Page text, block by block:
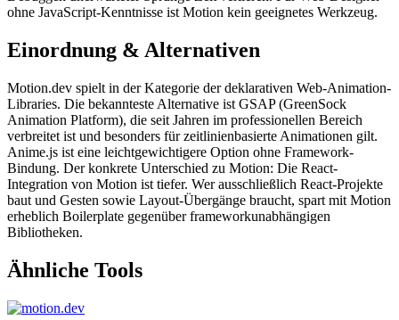
ohne JavaScript-Kenntnisse ist Motion kein geeignetes Werkzeug.
Einordnung & Alternativen
Motion.dev spielt in der Kategorie der deklarativen Web-Animation-
Libraries. Die bekannteste Alternative ist GSAP (GreenSock
Animation Platform), die seit Jahren im professionellen Bereich
verbreitet ist und besonders für zeitlinienbasierte Animationen gilt.
Anime.js ist eine leichtgewichtigere Option ohne Framework-
Bindung. Der konkrete Unterschied zu Motion: Die React-
Integration von Motion ist tiefer. Wer ausschließlich React-Projekte
baut und Gesten sowie Layout-Übergänge braucht, spart mit Motion
erheblich Boilerplate gegenüber frameworkunabhängigen
Bibliotheken.
Ähnliche Tools